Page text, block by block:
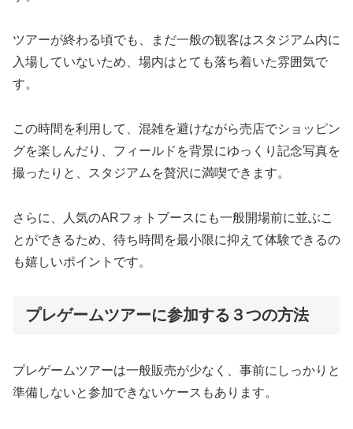
ツアーが終わる頃でも、まだ一般の観客はスタジアム内に
入場していないため、場内はとても落ち着いた雰囲気で
す。
この時間を利用して、混雑を避けながら売店でショッピン
グを楽しんだり、フィールドを背景にゆっくり記念写真を
撮ったりと、スタジアムを贅沢に満喫できます。
さらに、人気のARフォトブースにも一般開場前に並ぶこ
とができるため、待ち時間を最小限に抑えて体験できるの
も嬉しいポイントです。
プレゲームツアーに参加する３つの方法
プレゲームツアーは一般販売が少なく、事前にしっかりと
準備しないと参加できないケースもあります。